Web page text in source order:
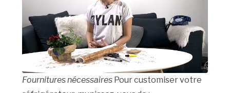
Fournitures nécessaires Pour customiser votre